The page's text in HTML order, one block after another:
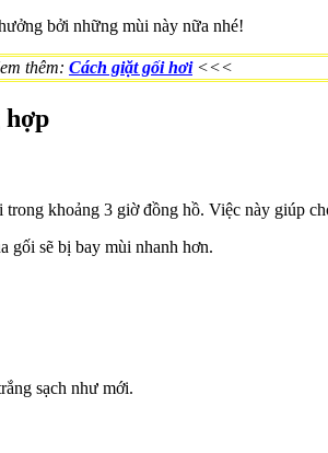
bởi những mùi này nữa nhé!
thêm: Cách giặt gối hơi<<<
hợp
khoảng 3 giờ đồng hồ. Việc này giúp
gối sẽ bị bay mùi nhanh hơn.
sạch như mới.